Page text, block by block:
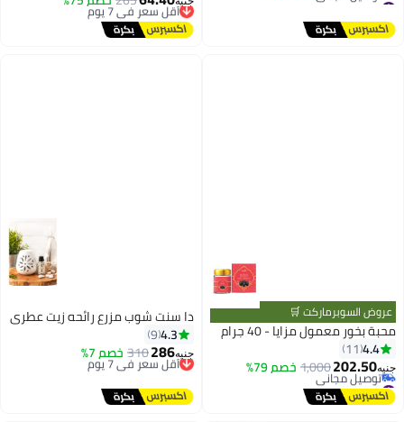
توصيل مجاني
#22 في بخور عطر منزلي
توصيل مجاني
أقل سعر في 7 يوم
عروض السوبرماركت 🛒
محبة بخور معمول مزايا - 40 جرام
4.4
11
جنيه202.50
1,000خصم 79%
#25 في بخور عطر منزلي
أقل سعر في 30 يوم
توصيل مجاني
دا سنت شوب مزرع رائحه زيت عطري
4.3
9
جنيه286
310 خصم 7%أقل سعر في 7 يوم
توصيل مجاني